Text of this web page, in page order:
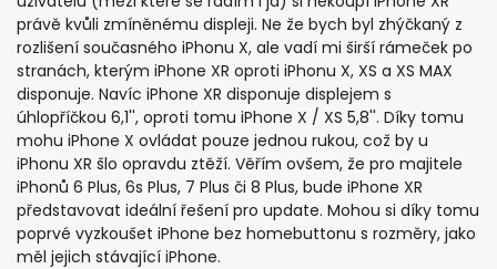
právě kvůli zmíněnému displeji. Ne že bych byl zhýčkaný z
rozlišení současného iPhonu X, ale vadí mi širší rámeček po
stranách, kterým iPhone XR oproti iPhonu X, XS a XS MAX
disponuje. Navíc iPhone XR disponuje displejem s
úhlopříčkou 6,1'', oproti tomu iPhone X / XS 5,8''. Díky tomu
mohu iPhone X ovládat pouze jednou rukou, což by u
iPhonu XR šlo opravdu ztěží. Věřím ovšem, že pro majitele
iPhonů 6 Plus, 6s Plus, 7 Plus či 8 Plus, bude iPhone XR
představovat ideální řešení pro update. Mohou si díky tomu
poprvé vyzkoušet iPhone bez homebuttonu s rozměry, jako
měl jejich stávající iPhone.